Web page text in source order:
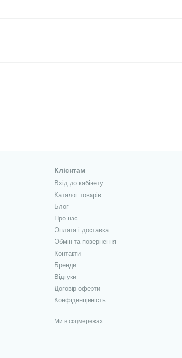
Клієнтам
Вхід до кабінету
Каталог товарів
Блог
Про нас
Оплата і доставка
Обмін та повернення
Контакти
Бренди
Відгуки
Договір оферти
Конфіденційність
Ми в соцмережах